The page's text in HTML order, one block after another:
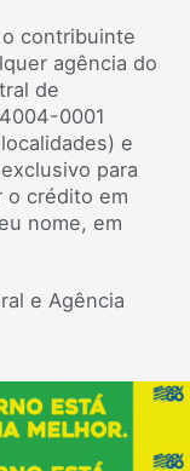
contribuinte
agência do
de
0001
e
para
o crédito em
nome, em
e Agência